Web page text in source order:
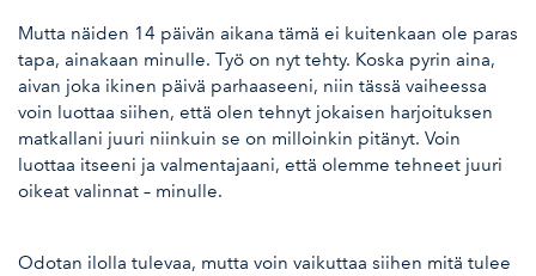
Mutta näiden 14 päivän aikana tämä ei kuitenkaan ole paras
tapa, ainakaan minulle. Työ on nyt tehty. Koska pyrin aina,
aivan joka ikinen päivä parhaaseeni, niin tässä vaiheessa
voin luottaa siihen, että olen tehnyt jokaisen harjoituksen
matkallani juuri niinkuin se on milloinkin pitänyt. Voin
luottaa itseeni ja valmentajaani, että olemme tehneet juuri
oikeat valinnat – minulle.
Odotan ilolla tulevaa, mutta voin vaikuttaa siihen mitä tulee